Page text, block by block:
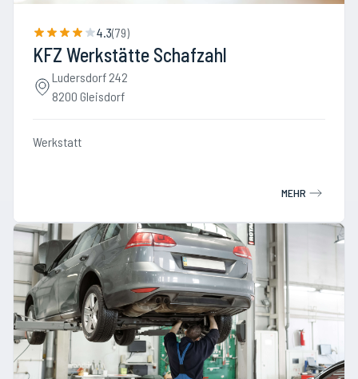
4.3(79)
KFZ Werkstätte Schafzahl
Ludersdorf 242
8200 Gleisdorf
Werkstatt
MEHR